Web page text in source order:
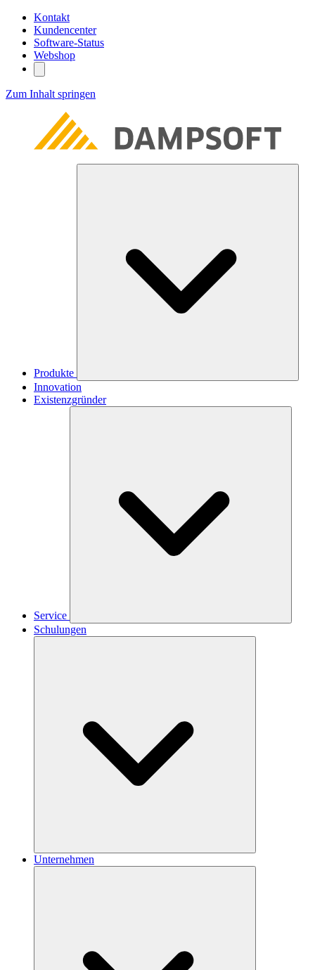
Kontakt
Kundencenter
Software-Status
Webshop
Zum Inhalt springen
Produkte
Innovation
Existenzgründer
Service
Schulungen
Unternehmen